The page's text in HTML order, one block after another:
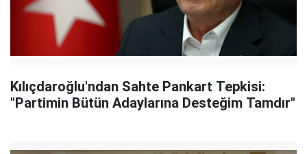
Kılıçdaroğlu'ndan Sahte Pankart Tepkisi:
"Partimin Bütün Adaylarına Desteğim Tamdır"